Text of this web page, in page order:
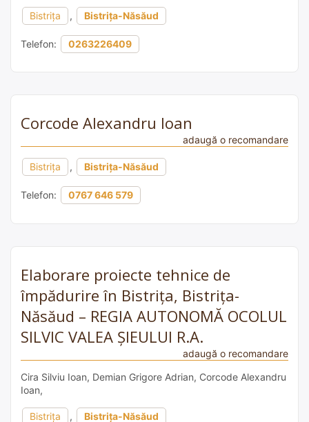
Bistrița , Bistrița-Năsăud
Telefon: 0263226409
Corcode Alexandru Ioan
adaugă o recomandare
Bistrița , Bistrița-Năsăud
Telefon: 0767 646 579
Elaborare proiecte tehnice de
împădurire în Bistrița, Bistrița-
Năsăud – REGIA AUTONOMĂ OCOLUL
SILVIC VALEA ȘIEULUI R.A.
adaugă o recomandare
Cira Silviu Ioan, Demian Grigore Adrian, Corcode Alexandru
Ioan,
Bistrița , Bistrița-Năsăud